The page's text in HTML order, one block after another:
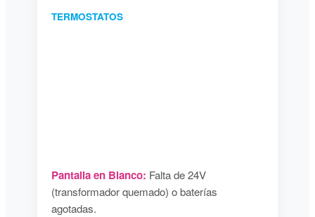
TERMOSTATOS
Pantalla en Blanco: Falta de 24V
(transformador quemado) o baterías
agotadas.